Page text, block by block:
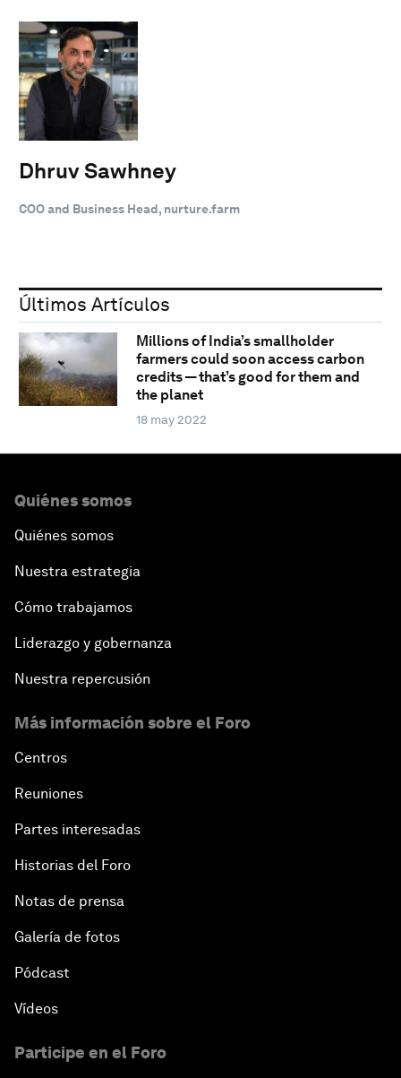
Dhruv Sawhney
COO and Business Head, nurture.farm
Últimos Artículos
Millions of India’s smallholder
farmers could soon access carbon
credits — that’s good for them and
the planet
18 may 2022
Quiénes somos
Quiénes somos
Nuestra estrategia
Cómo trabajamos
Liderazgo y gobernanza
Nuestra repercusión
Más información sobre el Foro
Centros
Reuniones
Partes interesadas
Historias del Foro
Notas de prensa
Galería de fotos
Pódcast
Vídeos
Participe en el Foro